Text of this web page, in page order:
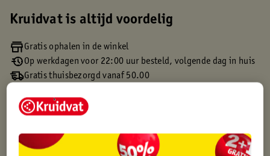
Kruidvat is altijd voordelig
Gratis ophalen in de winkel
Op werkdagen voor 22:00 uur besteld, volgende dag in huis
Gratis thuisbezorgd vanaf 50.00
Gratis punten met je Kruidvat kaart